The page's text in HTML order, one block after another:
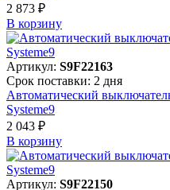
2 873 ₽
В корзинy
Артикул: S9F22163
Срок поставки: 2 дня
Автоматический
Systeme9
2 043 ₽
В корзинy
Артикул: S9F22150